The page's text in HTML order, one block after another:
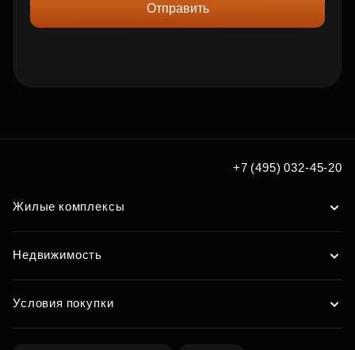
Отправить
+7 (495) 032-45-20
Жилые комплексы
Недвижимость
Условия покупки